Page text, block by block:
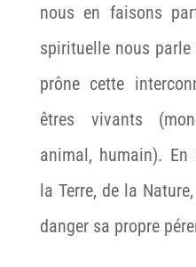
nous en faisons
spirituelle nous parle
prône cette
êtres vivants
animal, humain). En
la Terre, de la
danger sa propre